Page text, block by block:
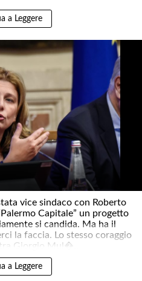
a Leggere
vice sindaco con Roberto
Capitale” un progetto
si candida. Ma ha il
la faccia. Lo stesso coraggio
Giorgio Mul�..
a Leggere